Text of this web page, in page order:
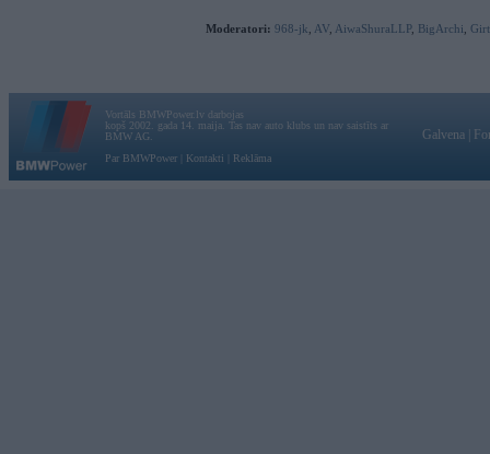
Moderatori: 968-jk AV AiwaShuraLLP, BigArchi
Vortāls BMWPower.lv darbojas
kopš 2002. gada 14. maija. Tas nav auto klubs un nav saistīts ar
BMW AG.
Par BMWPower
Kontakti Reklāma
Galvena